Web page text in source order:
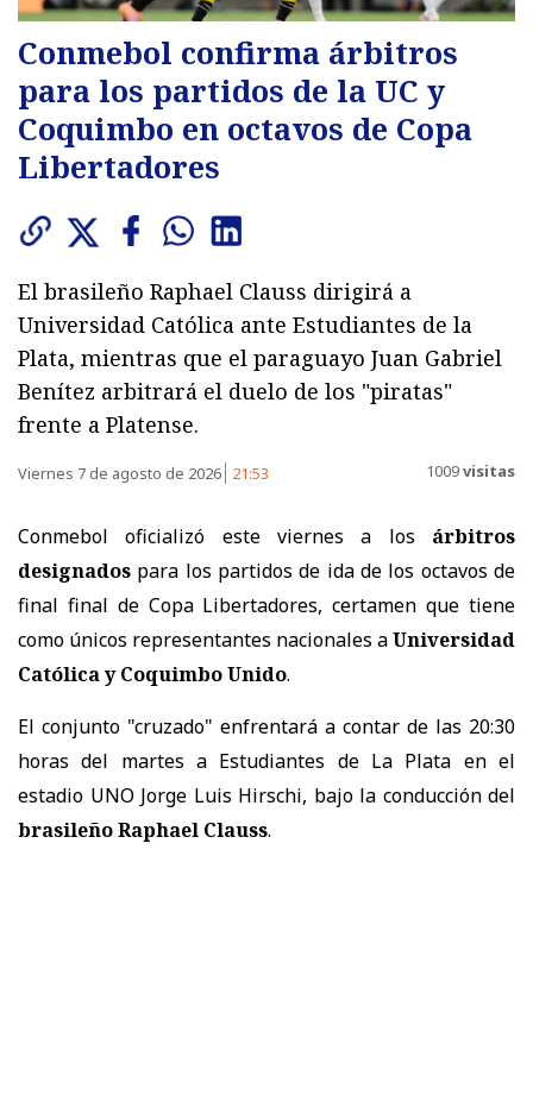
Conmebol confirma árbitros
para los partidos de la UC y
Coquimbo en octavos de Copa
Libertadores
El brasileño Raphael Clauss dirigirá a
Universidad Católica ante Estudiantes de la
Plata, mientras que el paraguayo Juan Gabriel
Benítez arbitrará el duelo de los "piratas"
frente a Platense.
Viernes 7 de agosto de 2026 21:53 1009visitas
Conmebol oficializó este viernes a los árbitros
designados para los partidos de ida de los octavos de
final final de Copa Libertadores, certamen que tiene
como únicos representantes nacionales aUniversidad
Católica y Coquimbo Unido.
El conjunto "cruzado" enfrentará a contar de las 20:30
horas del martes a Estudiantes de La Plata en el
estadio UNO Jorge Luis Hirschi, bajo la conducción del
brasileño Raphael Clauss.